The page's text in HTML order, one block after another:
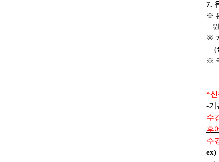
7.
※
원
※
(☎
※
“신
-기
수
후
수
ex)